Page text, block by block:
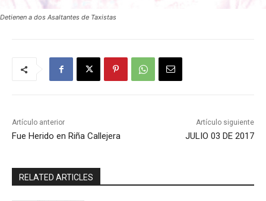
Detienen a dos Asaltantes de Taxistas
Artículo anterior
Fue Herido en Riña Callejera
Artículo siguiente
JULIO 03 DE 2017
RELATED ARTICLES